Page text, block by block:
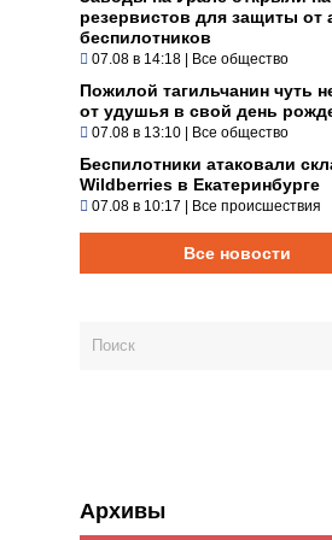
резервистов для защиты от
беспилотников
07.08 в 14:18 | Все общество
Пожилой тагильчанин чуть
от удушья в свой день
07.08 в 13:10 | Все общество
Беспилотники атаковали
Wildberries в Екатеринбурге
07.08 в 10:17 | Все происшествия
Все новости
Архивы